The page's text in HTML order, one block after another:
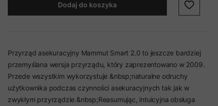
Dodaj do koszyka
Przyrząd asekuracyjny Mammut Smart 2.0 to jeszcze bardziej
przemyślana wersja przyrządu, który zaprezentowano w 2009.
Przede wszystkim wykorzystuje &nbsp;naturalne odruchy
użytkownika podczas czynności asekuracyjnych tak jak w
zwykłym przyrządzie.&nbsp;Reasumując, intuicyjna obsługa